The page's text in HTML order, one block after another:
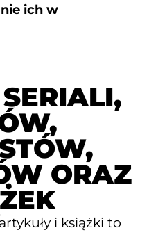
ich w
ORAZ
i książki to